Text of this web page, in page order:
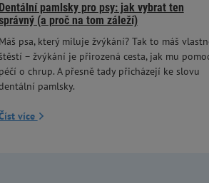
Dentální pamlsky pro psy: jak vybrat ten
(a proč na tom záleží)
Máš psa, který miluje žvýkání? Tak to máš
– žvýkání je přirozená cesta, jak mu
péčí o chrup. A přesně tady přicházejí ke slovu
pamlsky.
více